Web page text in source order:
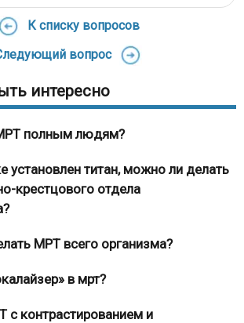
К списку вопросов
вопрос
интересно
полным людям?
установлен титан, можно ли делать
крестцового отдела
МРТ всего организма?
в мрт?
с контрастированием и